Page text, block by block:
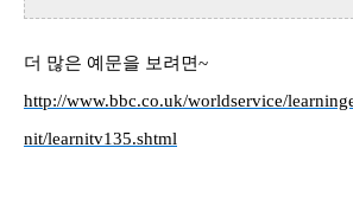
더 많은 예문을 보려면~
http://www.bbc.co.uk/worldservice/
nit/learnitv135.shtml